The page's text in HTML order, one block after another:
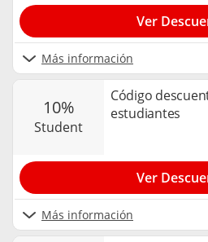
Más información
Ver
10%
student
Código
estudiantes
Más información
Ver